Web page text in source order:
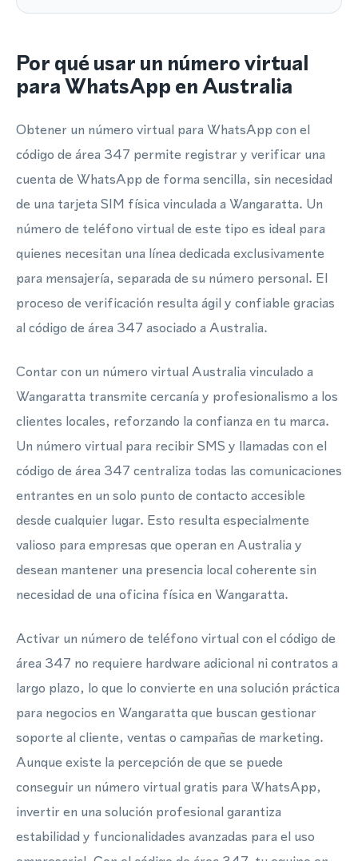
Por qué usar un número virtual
para WhatsApp en Australia
Obtener un número virtual para WhatsApp con el
código de área 347 permite registrar y verificar una
cuenta de WhatsApp de forma sencilla, sin necesidad
de una tarjeta SIM física vinculada a Wangaratta. Un
número de teléfono virtual de este tipo es ideal para
quienes necesitan una línea dedicada exclusivamente
para mensajería, separada de su número personal. El
proceso de verificación resulta ágil y confiable gracias
al código de área 347 asociado a Australia.
Contar con un número virtual Australia vinculado a
Wangaratta transmite cercanía y profesionalismo a los
clientes locales, reforzando la confianza en tu marca.
Un número virtual para recibir SMS y llamadas con el
código de área 347 centraliza todas las comunicaciones
entrantes en un solo punto de contacto accesible
desde cualquier lugar. Esto resulta especialmente
valioso para empresas que operan en Australia y
desean mantener una presencia local coherente sin
necesidad de una oficina física en Wangaratta.
Activar un número de teléfono virtual con el código de
área 347 no requiere hardware adicional ni contratos a
largo plazo, lo que lo convierte en una solución práctica
para negocios en Wangaratta que buscan gestionar
soporte al cliente, ventas o campañas de marketing.
Aunque existe la percepción de que se puede
conseguir un número virtual gratis para WhatsApp,
invertir en una solución profesional garantiza
estabilidad y funcionalidades avanzadas para el uso